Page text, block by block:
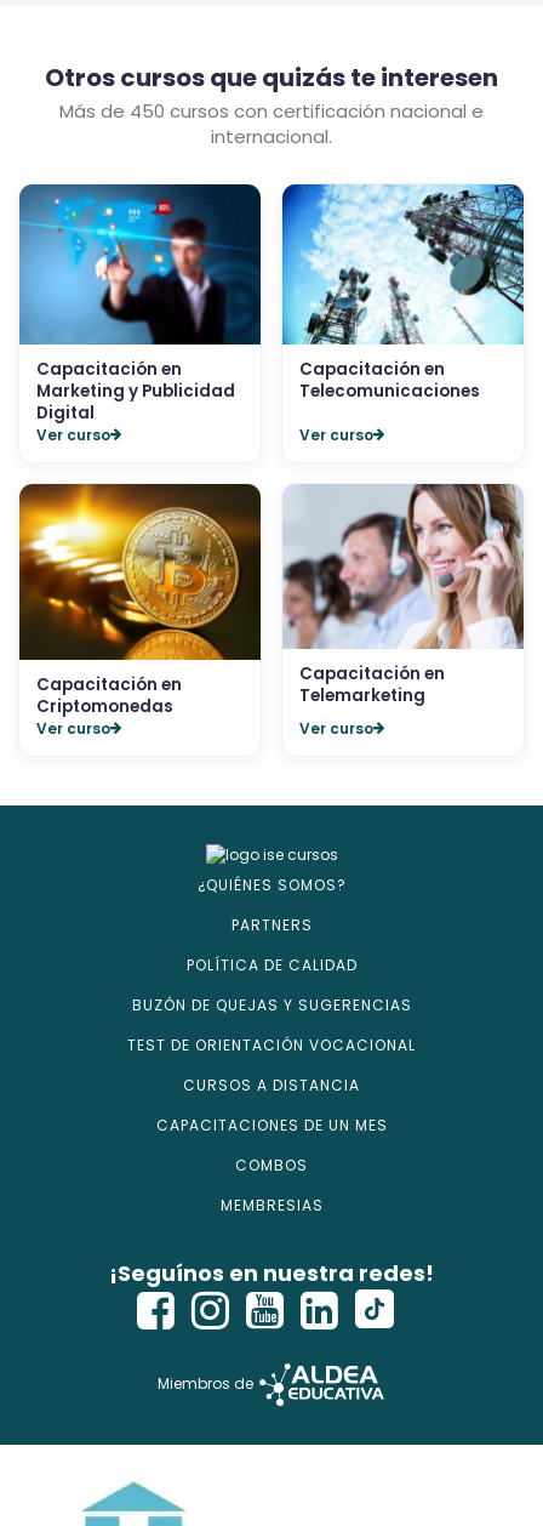
Otros cursos que quizás te interesen
Más de 450 cursos con certificación nacional e
internacional.
Capacitación en
Marketing y Publicidad
Digital
Ver curso
Capacitación en
Telecomunicaciones
Ver curso
Capacitación en
Criptomonedas
Ver curso
Capacitación en
Telemarketing
Ver curso
¿QUIÉNES SOMOS?
PARTNERS
POLÍTICA DE CALIDAD
BUZÓN DE QUEJAS Y SUGERENCIAS
TEST DE ORIENTACIÓN VOCACIONAL
CURSOS A DISTANCIA
CAPACITACIONES DE UN MES
COMBOS
MEMBRESIAS
¡Seguínos en nuestra redes!
Miembros de